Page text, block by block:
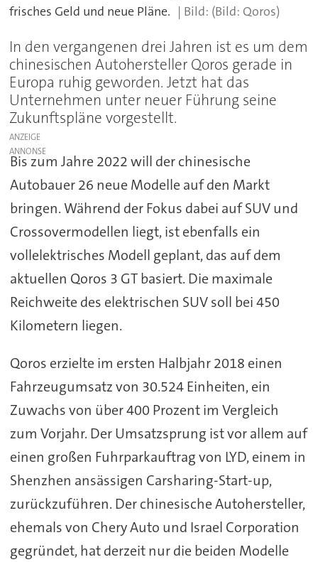
frisches Geld und neue Pläne.
(Bild: Qoros)
In den vergangenen drei Jahren ist es um dem
chinesischen Autohersteller Qoros gerade in
Europa ruhig geworden. Jetzt hat das
Unternehmen unter neuer Führung seine
Zukunftspläne vorgestellt.
ANZEIGE
Bis zum Jahre 2022 will der chinesische
Autobauer 26 neue Modelle auf den Markt
bringen. Während der Fokus dabei auf SUV und
Crossovermodellen liegt, ist ebenfalls ein
vollelektrisches Modell geplant, das auf dem
aktuellen Qoros 3 GT basiert. Die maximale
Reichweite des elektrischen SUV soll bei 450
Kilometern liegen.
Qoros erzielte im ersten Halbjahr 2018 einen
Fahrzeugumsatz von 30.524 Einheiten, ein
Zuwachs von über 400 Prozent im Vergleich
zum Vorjahr. Der Umsatzsprung ist vor allem auf
einen großen Fuhrparkauftrag von LYD, einem in
Shenzhen ansässigen Carsharing-Start-up,
zurückzuführen. Der chinesische Autohersteller,
ehemals von Chery Auto und Israel Corporation
gegründet, hat derzeit nur die beiden Modelle